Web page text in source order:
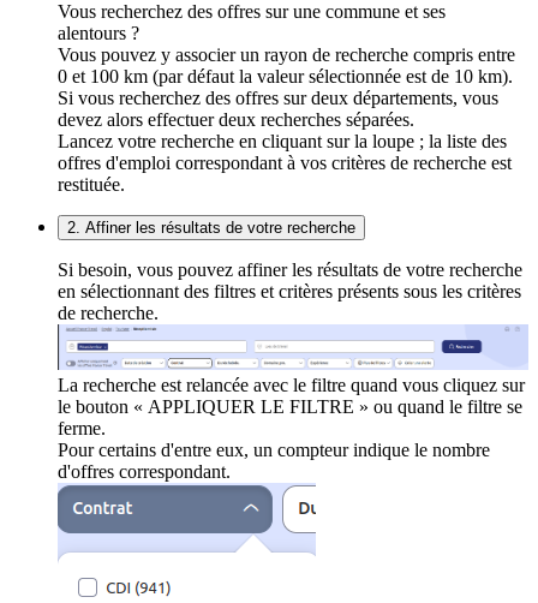
Vous recherchez des offres sur une commune et ses
alentours ?
Vous pouvez y associer un rayon de recherche compris entre
0 et 100 km (par défaut la valeur sélectionnée est de 10 km).
Si vous recherchez des offres sur deux départements, vous
devez alors effectuer deux recherches séparées.
Lancez votre recherche en cliquant sur la loupe ; la liste des
offres d'emploi correspondant à vos critères de recherche est
restituée.
2. Affiner les résultats de votre recherche
Si besoin, vous pouvez affiner les résultats de votre recherche
en sélectionnant des filtres et critères présents sous les critères
de recherche.
La recherche est relancée avec le filtre quand vous cliquez sur
le bouton « APPLIQUER LE FILTRE » ou quand le filtre se
ferme.
Pour certains d'entre eux, un compteur indique le nombre
d'offres correspondant.